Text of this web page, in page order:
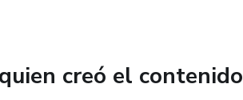
creó el contenido